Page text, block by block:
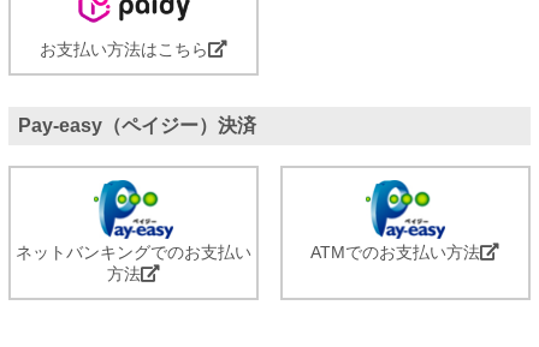
お支払い方法はこちら
Pay-easy（ペイジー）決済
ネットバンキングでのお支払い
方法
ATMでのお支払い方法